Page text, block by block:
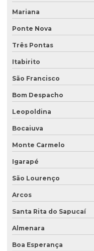
Escritório de consultoria
Estudo hidrogeológico
Estudo hidrológico
Estudo hidrológico para
Estudo hidrológico para
Estudo de passivo
Exploração de águas
Gerenciamento de
Instalação de tanques de
Investigação ambiental
Investigação ambiental
Investigação ambiental
Investigação ambiental
Mariana
Ponte Nova
Três Pontas
Itabirito
São Francisco
Bom Despacho
Leopoldina
Bocaiuva
Monte Carmelo
Igarapé
São Lourenço
Arcos
Santa Rita do Sapucaí
Almenara
Boa Esperança